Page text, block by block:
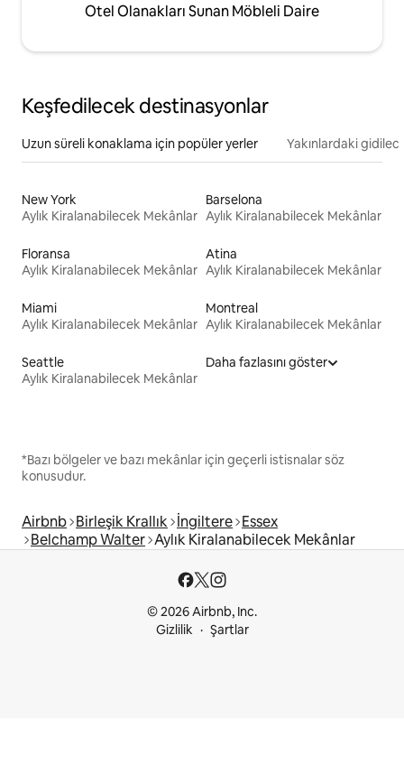
Otel Olanakları Sunan Möbleli Daire
Keşfedilecek destinasyonlar
Uzun süreli konaklama için popüler yerler Yakınlardaki
New York
Aylık Kiralanabilecek Mekânlar
Barselona
Aylık Kiralanabilecek Mekânlar
Floransa
Aylık Kiralanabilecek Mekânlar
Atina
Aylık Kiralanabilecek Mekânlar
Miami
Aylık Kiralanabilecek Mekânlar
Montreal
Aylık Kiralanabilecek Mekânlar
Seattle
Aylık Kiralanabilecek Mekânlar
Daha fazlasını göster
*Bazı bölgeler ve bazı mekânlar için geçerli istisnalar söz
konusudur.
Airbnb Birleşik Krallık İngiltere Essex
Belchamp Walter Aylık Kiralanabilecek Mekânlar
© 2026 Airbnb, Inc.
Gizlilik
Şartlar